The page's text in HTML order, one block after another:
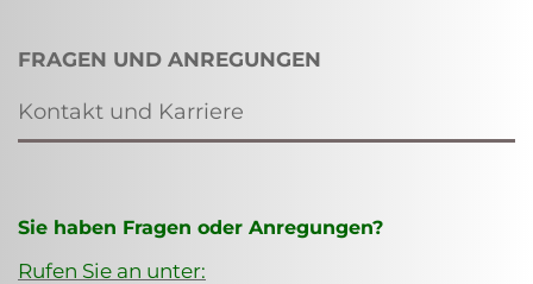
FRAGEN UND ANREGUNGEN
Kontakt und Karriere
Sie haben Fragen oder Anregungen?
Rufen Sie an unter: